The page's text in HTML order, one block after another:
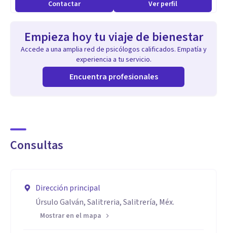
Contactar Ver perfil
Empieza hoy tu viaje de bienestar
Accede a una amplia red de psicólogos calificados. Empatía y
experiencia a tu servicio.
Encuentra profesionales
Consultas
Dirección principal
Úrsulo Galván, Salitreria, Salitrería, Méx.
Mostrar en el mapa